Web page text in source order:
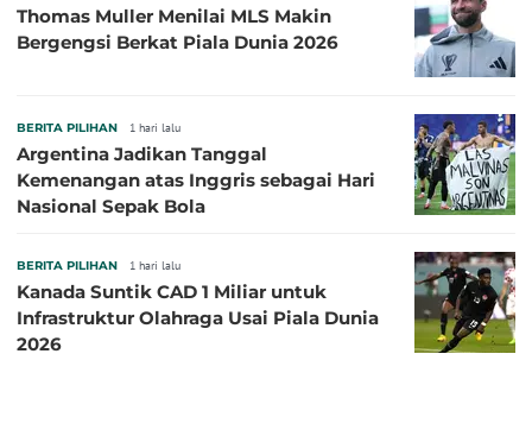
Thomas Muller Menilai MLS Makin
Bergengsi Berkat Piala Dunia 2026
BERITA PILIHAN 1 hari lalu
Argentina Jadikan Tanggal
Kemenangan atas Inggris sebagai Hari
Nasional Sepak Bola
BERITA PILIHAN 1 hari lalu
Kanada Suntik CAD 1 Miliar untuk
Infrastruktur Olahraga Usai Piala Dunia
2026